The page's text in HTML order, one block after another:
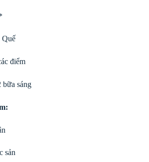
điểm
bữa sáng
sản